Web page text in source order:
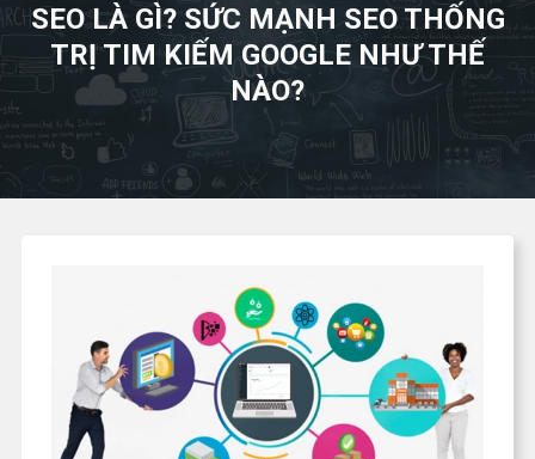
SEO LÀ GÌ? SỨC MẠNH SEO THỐNG
TRỊ TIM KIẾM GOOGLE NHƯ THẾ
NÀO?